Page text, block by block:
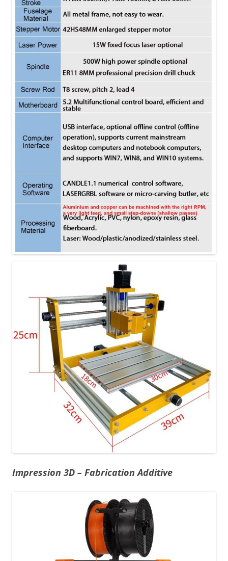
Impression 3D – Fabrication Additive